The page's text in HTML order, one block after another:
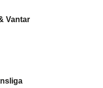
Vantar